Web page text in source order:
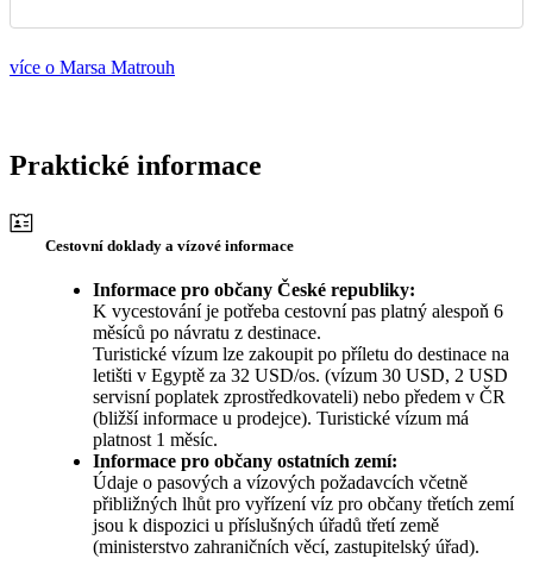
více o Marsa Matrouh
Praktické informace
Cestovní doklady a vízové informace
Informace pro občany České republiky:
K vycestování je potřeba cestovní pas platný alespoň 6
měsíců po návratu z destinace.
Turistické vízum lze zakoupit po příletu do destinace na
letišti v Egyptě za 32 USD/os. (vízum 30 USD, 2 USD
servisní poplatek zprostředkovateli) nebo předem v ČR
(bližší informace u prodejce). Turistické vízum má
platnost 1 měsíc.
Informace pro občany ostatních zemí:
Údaje o pasových a vízových požadavcích včetně
přibližných lhůt pro vyřízení víz pro občany třetích zemí
jsou k dispozici u příslušných úřadů třetí země
(ministerstvo zahraničních věcí, zastupitelský úřad).